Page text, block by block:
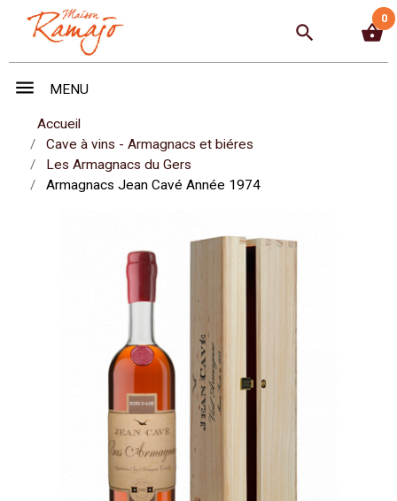
search shopping_basket
0
menu MENU
Accueil
Cave à vins - Armagnacs et biéres
Les Armagnacs du Gers
Armagnacs Jean Cavé Année 1974